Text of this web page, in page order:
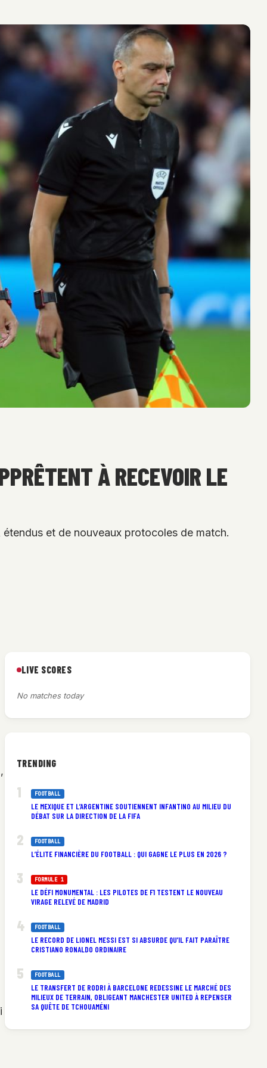
À RECEVOIR LE
et de nouveaux protocoles de match.
LIVE SCORES
No matches today
TRENDING
FOOTBALL
LE MEXIQUE ET L’ARGENTINE SOUTIENNENT INFANTINO AU MILIEU DU
DÉBAT SUR LA DIRECTION DE LA FIFA
FOOTBALL
L’ÉLITE FINANCIÈRE DU FOOTBALL : QUI GAGNE LE PLUS EN 2026 ?
FORMULE 1
LE DÉFI MONUMENTAL : LES PILOTES DE F1 TESTENT LE NOUVEAU
VIRAGE RELEVÉ DE MADRID
FOOTBALL
LE RECORD DE LIONEL MESSI EST SI ABSURDE QU’IL FAIT PARAÎTRE
CRISTIANO RONALDO ORDINAIRE
FOOTBALL
LE TRANSFERT DE RODRI À BARCELONE REDESSINE LE MARCHÉ DES
MILIEUX DE TERRAIN, OBLIGEANT MANCHESTER UNITED À REPENSER
SA QUÊTE DE TCHOUAMÉNI